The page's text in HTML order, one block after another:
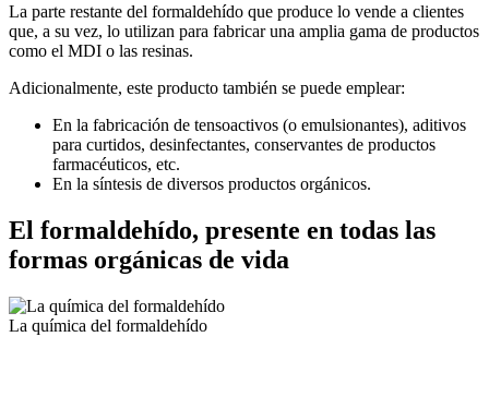
La parte restante del formaldehído que produce lo vende a clientes
que, a su vez, lo utilizan para fabricar una amplia gama de productos
como el MDI o las resinas.
Adicionalmente, este producto también se puede emplear:
En la fabricación de tensoactivos (o emulsionantes), aditivos
para curtidos, desinfectantes, conservantes de productos
farmacéuticos, etc.
En la síntesis de diversos productos orgánicos.
El formaldehído, presente en todas las
formas orgánicas de vida
La química del formaldehído